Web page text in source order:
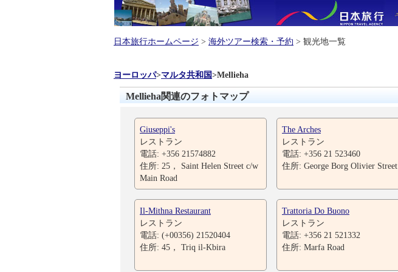
日本旅行ホームページ > 海外ツアー検索・予約 > 観光地一覧
ヨーロッパ>マルタ共和国>Mellieha
Mellieha関連のフォトマップ
Giuseppi's
レストラン
電話: +356 21574882
住所: 25， Saint Helen Street c/w
Main Road
The Arches
レストラン
電話: +356 21 523460
住所: George Borg Olivier Street
Il-Mithna Restaurant
レストラン
電話: (+00356) 21520404
住所: 45， Triq il-Kbira
Trattoria Do Buono
レストラン
電話: +356 21 521332
住所: Marfa Road